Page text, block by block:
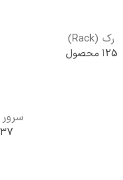
رک (Rack)
125 محصول
437